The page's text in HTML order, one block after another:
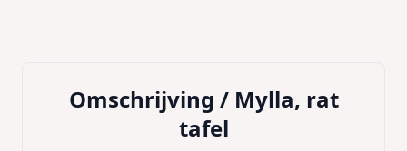
Omschrijving / Mylla, rat
tafel